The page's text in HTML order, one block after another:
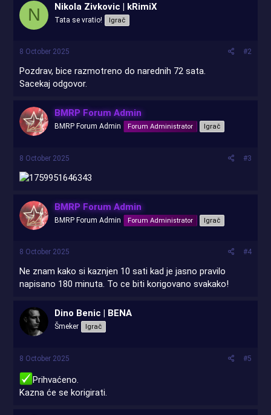
N Nikola Zivkovic | kRimiX
Tata se vratio! Igrač
8 October 2025 #2
Pozdrav, bice razmotreno do narednih 72 sata.
Sacekaj odgovor.
BMRP Forum Admin
BMRP Forum Admin Forum Administrator Igrač
8 October 2025 #3
BMRP Forum Admin
BMRP Forum Admin Forum Administrator Igrač
8 October 2025 #4
Ne znam kako si kaznjen 10 sati kad je jasno pravilo
napisano 180 minuta. To ce biti korigovano svakako!
Dino Benic | BENA
Šmeker Igrač
8 October 2025 #5
Prihvaćeno.
Kazna će se korigirati.